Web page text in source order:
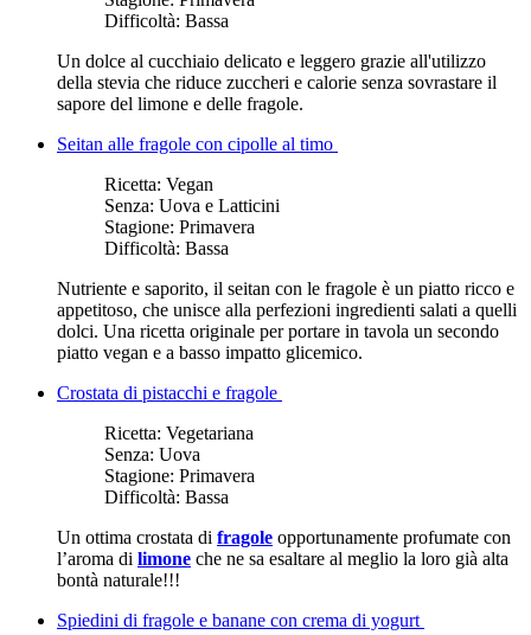
Difficoltà: Bassa
Un dolce al cucchiaio delicato e leggero grazie all'utilizzo
della stevia che riduce zuccheri e calorie senza sovrastare il
sapore del limone e delle fragole.
Seitan alle fragole con cipolle al timo
Ricetta: Vegan
Senza: Uova e Latticini
Stagione: Primavera
Difficoltà: Bassa
Nutriente e saporito, il seitan con le fragole è un piatto ricco e
appetitoso, che unisce alla perfezioni ingredienti salati a quelli
dolci. Una ricetta originale per portare in tavola un secondo
piatto vegan e a basso impatto glicemico.
Crostata di pistacchi e fragole
Ricetta: Vegetariana
Senza: Uova
Stagione: Primavera
Difficoltà: Bassa
Un ottima crostata di fragole opportunamente profumate con
l’aroma di limone che ne sa esaltare al meglio la loro già alta
bontà naturale!!!
Spiedini di fragole e banane con crema di yogurt